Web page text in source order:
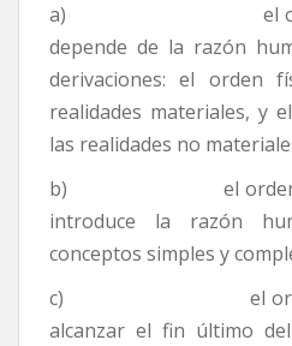
a) el orden
depende de la razón
derivaciones: el orden
realidades materiales, y
las realidades no
b) el orden
introduce la razón
conceptos simples y
c) el orden
alcanzar el fin último